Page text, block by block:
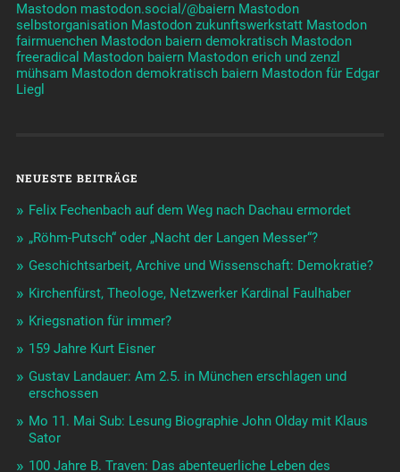
Mastodon mastodon.social/@baiern Mastodon
selbstorganisation Mastodon zukunftswerkstatt Mastodon
fairmuenchen Mastodon baiern demokratisch Mastodon
freeradical Mastodon baiern Mastodon erich und zenzl
mühsam Mastodon demokratisch baiern Mastodon für Edgar
Liegl
NEUESTE BEITRÄGE
Felix Fechenbach auf dem Weg nach Dachau ermordet
„Röhm-Putsch“ oder „Nacht der Langen Messer“?
Geschichtsarbeit, Archive und Wissenschaft: Demokratie?
Kirchenfürst, Theologe, Netzwerker Kardinal Faulhaber
Kriegsnation für immer?
159 Jahre Kurt Eisner
Gustav Landauer: Am 2.5. in München erschlagen und
erschossen
Mo 11. Mai Sub: Lesung Biographie John Olday mit Klaus
Sator
100 Jahre B. Traven: Das abenteuerliche Leben des